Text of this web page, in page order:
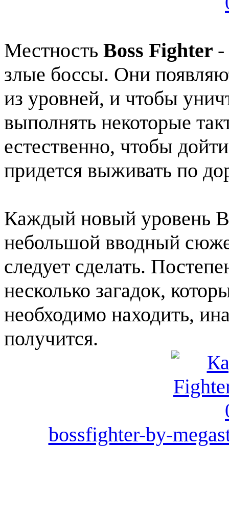
Местность Boss Fighter -
злые боссы. Они
из уровней, и чтобы
выполнять некоторые
естественно, чтобы
придется выживать по
Каждый новый уровень
небольшой вводный
следует сделать.
несколько загадок,
необходимо находить,
получится.
bossfighter-by-